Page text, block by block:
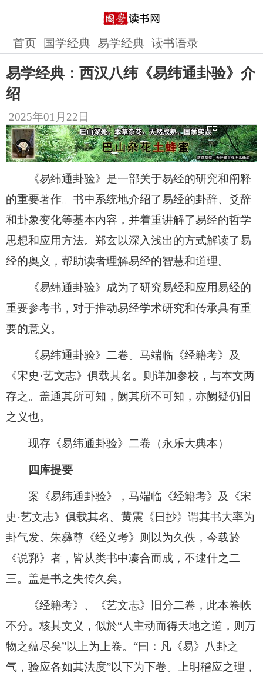
首页 国学经典 易学经典 读书语录
易学经典：西汉八纬《易纬通卦验》介
绍
2025年01月22日
《易纬通卦验》是一部关于易经的研究和阐释
的重要著作。书中系统地介绍了易经的卦辞、爻辞
和卦象变化等基本内容，并着重讲解了易经的哲学
思想和应用方法。郑玄以深入浅出的方式解读了易
经的奥义，帮助读者理解易经的智慧和道理。
《易纬通卦验》成为了研究易经和应用易经的
重要参考书，对于推动易经学术研究和传承具有重
要的意义。
《易纬通卦验》二卷。马端临《经籍考》及
《宋史·艺文志》俱载其名。则详加参校，与本文两
存之。盖通其所可知，阙其所不可知，亦阙疑仍旧
之义也。
现存《易纬通卦验》二卷（永乐大典本）
四库提要
案《易纬通卦验》，马端临《经籍考》及《宋
史·艺文志》俱载其名。黄震《日抄》谓其书大率为
卦气发。朱彝尊《经义考》则以为久佚，今载於
《说郛》者，皆从类书中凑合而成，不逮什之二
三。盖是书之失传久矣。
《经籍考》、《艺文志》旧分二卷，此本卷帙
不分。核其文义，似於“人主动而得天地之道，则万
物之蕴尽矣”以上为上卷。“曰：凡《易》八卦之
气，验应各如其法度”以下为下卷。上明稽应之理，